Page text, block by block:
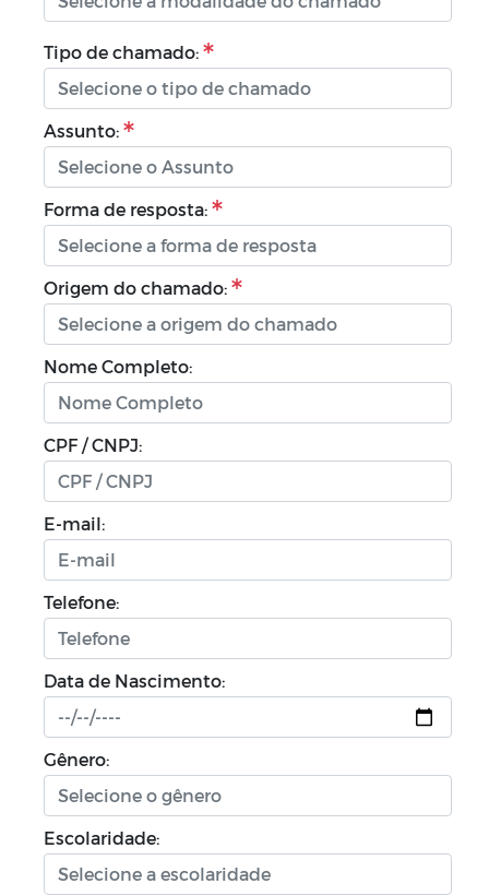
Tipo de chamado:
Assunto:
Forma de resposta:
Origem do chamado:
Nome Completo:
CPF / CNPJ:
E-mail:
Telefone:
Data de Nascimento:
Gênero:
Escolaridade: